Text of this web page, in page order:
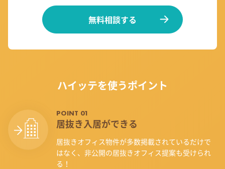
無料相談する
ハイッテを使うポイント
POINT 01
居抜き入居ができる
居抜きオフィス物件が多数掲載されているだけで
はなく、非公開の居抜きオフィス提案も受けられ
る！